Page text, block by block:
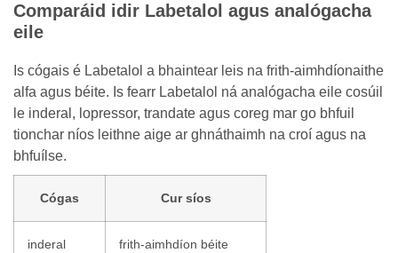
Comparáid idir Labetalol agus analógacha
eile
Is cógais é Labetalol a bhaintear leis na frith-aimhdíonaithe
alfa agus béite. Is fearr Labetalol ná analógacha eile cosúil
le inderal, lopressor, trandate agus coreg mar go bhfuil
tionchar níos leithne aige ar ghnáthaimh na croí agus na
bhfuílse.
Cógas Cur síos
inderal frith-aimhdíon béite